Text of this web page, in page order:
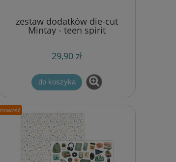
zestaw dodatków die-cut
Mintay - teen spirit
[ephemera]
29,90 zł
do koszyka
nowość